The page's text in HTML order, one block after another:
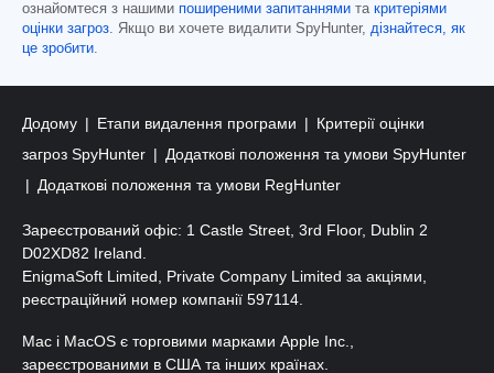
ознайомтеся з нашими поширеними запитаннями та критеріями
оцінки загроз. Якщо ви хочете видалити SpyHunter, дізнайтеся, як
це зробити.
Додому Етапи видалення програми
Критерії оцінки
загроз SpyHunter
Додаткові положення та умови SpyHunter
Додаткові положення та умови RegHunter
Зареєстрований офіс: 1 Castle Street, 3rd Floor, Dublin 2
D02XD82 Ireland.
EnigmaSoft Limited, Private Company Limited за акціями,
реєстраційний номер компанії 597114.
Mac і MacOS є торговими марками Apple Inc.,
зареєстрованими в США та інших країнах.